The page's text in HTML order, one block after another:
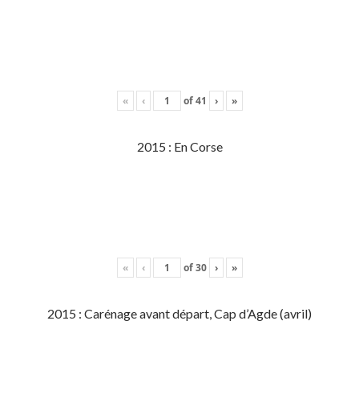
« ‹ of41 › »
2015 : En Corse
« ‹ of30 › »
2015 : Carénage avant départ, Cap d’Agde (avril)